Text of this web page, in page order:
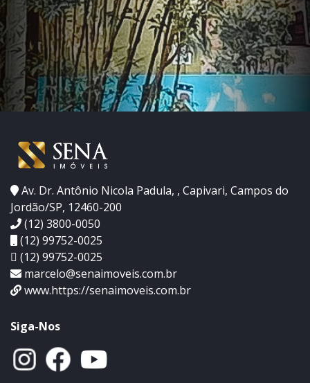
Av. Dr. Antônio Nicola Padula, , Capivari, Campos do
Jordão/SP, 12460-200
(12) 3800-0050
(12) 99752-0025
(12) 99752-0025
marcelo@senaimoveis.com.br
www.https://senaimoveis.com.br
Siga-Nos